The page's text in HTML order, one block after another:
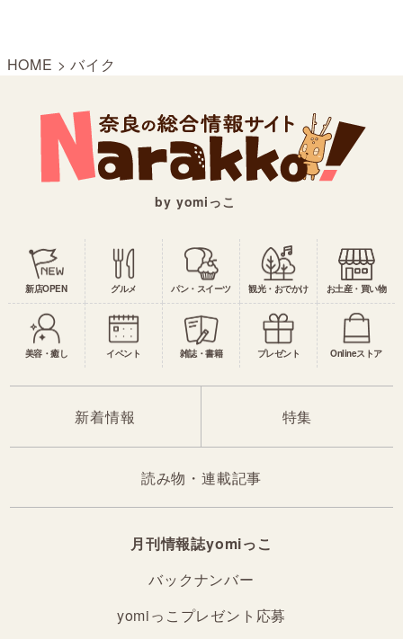
HOME >バイク
by yomiっこ
新店OPEN グルメ パン・スイーツ 観光・おでかけ お土産・買い物
美容・癒し イベント 雑誌・書籍 プレゼント Onlineストア
新着情報 特集
読み物・連載記事
月刊情報誌yomiっこ
バックナンバー
yomiっこプレゼント応募